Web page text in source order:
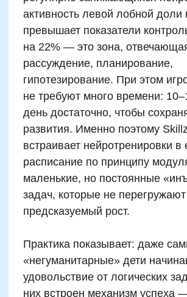
Чем полезны творческие
задания в обучении детей
счету и числовым
понятиям
перестал быть экзотикой. Все больше
педагогов и нейропсихологов сходятся во
мнении: если ребенок “проживает”
математику эмоционально, творчески, с
абстракцией, а понятным объектом.
живут цифры» активизирует не только
числовые представления, но и воображение,
образное мышление, эмоциональное